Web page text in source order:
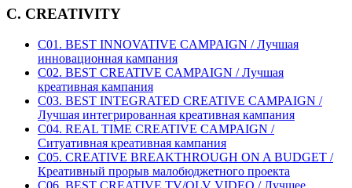
C. CREATIVITY
C01. BEST INNOVATIVE CAMPAIGN / Лучшая
инновационная кампания
C02. BEST CREATIVE CAMPAIGN / Лучшая
креативная кампания
C03. BEST INTEGRATED CREATIVE CAMPAIGN /
Лучшая интегрированная креативная кампания
C04. REAL TIME CREATIVE CAMPAIGN /
Ситуативная креативная кампания
C05. CREATIVE BREAKTHROUGH ON A BUDGET /
Креативный прорыв малобюджетного проекта